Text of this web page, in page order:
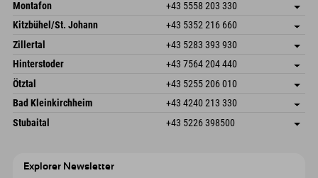
Montafon +43 5558 203 330
Dorfstr. 127b
6793 Gaschurn/Montafon
Oostenrijk
Adres opslaan
Booking
Kitzbühel/St. Johann +43 5352 216 660
Speckbacherstraße 87
6380 St. Johann in Tirol
Oostenrijk
Adres opslaan
Aankomstinformatie
Booking
Zillertal +43 5283 393 930
Schmiedau 2
Oostenrijk
Adres opslaan
Booking
Hinterstoder +43 7564 204 440
Freizeitpark 10
4573 Hinterstoder
Oostenrijk
Adres opslaan
Aankomstinformatie
Booking
Ötztal +43 5255 206 010
Gscheat 14
Oostenrijk
Adres opslaan
Booking
Bad Kleinkirchheim +43 4240 213 330
Dorfstraße 24
9546 Bad Kleinkirchheim
Adres opslaan
Aankomstinformatie
Stubaital +43 5226 398500
Explorer Newsletter